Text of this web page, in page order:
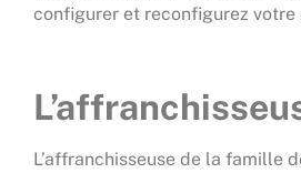
configurer et reconfigurez votre
L’
L’affranchisseuse de la famille